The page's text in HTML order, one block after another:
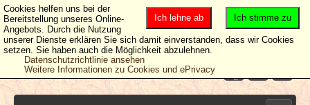
Ich stimme zu
Ich lehne ab
Cookies helfen uns bei der
Bereitstellung unseres Online-
Angebots. Durch die Nutzung
unserer Dienste erklären Sie sich damit einverstanden, dass wir Cookies
setzen. Sie haben auch die Möglichkeit abzulehnen.
Datenschutzrichtlinie ansehen
Weitere Informationen zu Cookies und ePrivacy